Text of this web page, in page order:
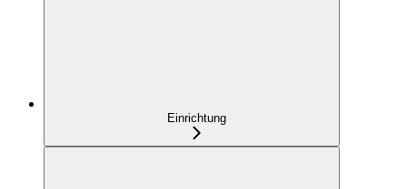
Einrichtung